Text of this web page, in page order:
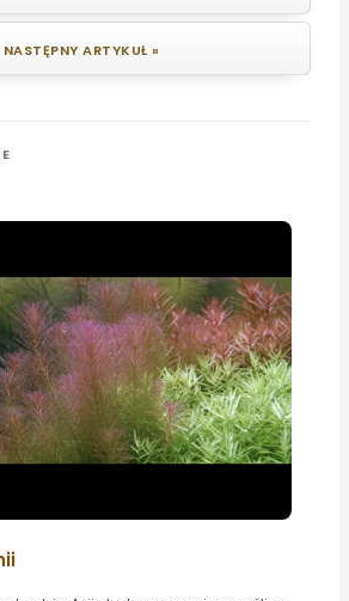
NASTĘPNY ARTYKUŁ »